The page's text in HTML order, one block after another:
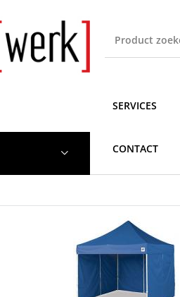
SERVICES
CONTACT